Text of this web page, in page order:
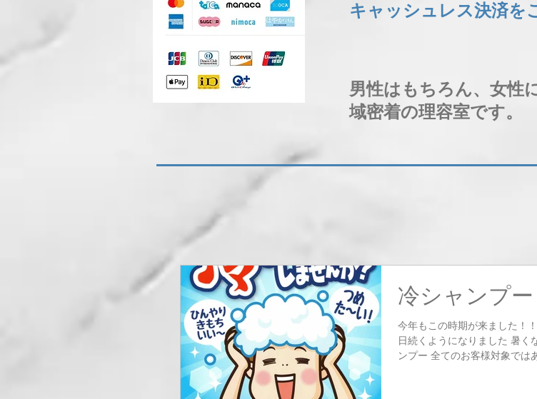
キャッシュレス決済を
男性はもちろん、女性
域密着の理容室です。
冷シャンプー
今年もこの時期が来ました！
日続くようになりました 暑く
ンプー 全てのお客様対象では